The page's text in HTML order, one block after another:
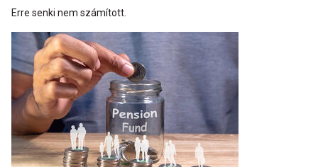
Erre senki nem számított.